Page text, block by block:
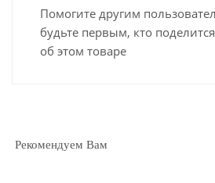
Помогите другим
будьте первым, кто
об этом товаре
Рекомендуем Вам